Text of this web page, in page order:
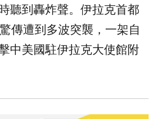
聽到轟炸聲。伊拉克首都
傳遭到多波突襲，一架自
中美國駐伊拉克大使館附